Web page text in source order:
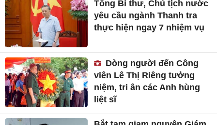
Tổng Bí thư, Chủ tịch nước
yêu cầu ngành Thanh tra
thực hiện ngay 7 nhiệm vụ
Dòng người đến Công
viên Lê Thị Riêng tưởng
niệm, tri ân các Anh hùng
liệt sĩ